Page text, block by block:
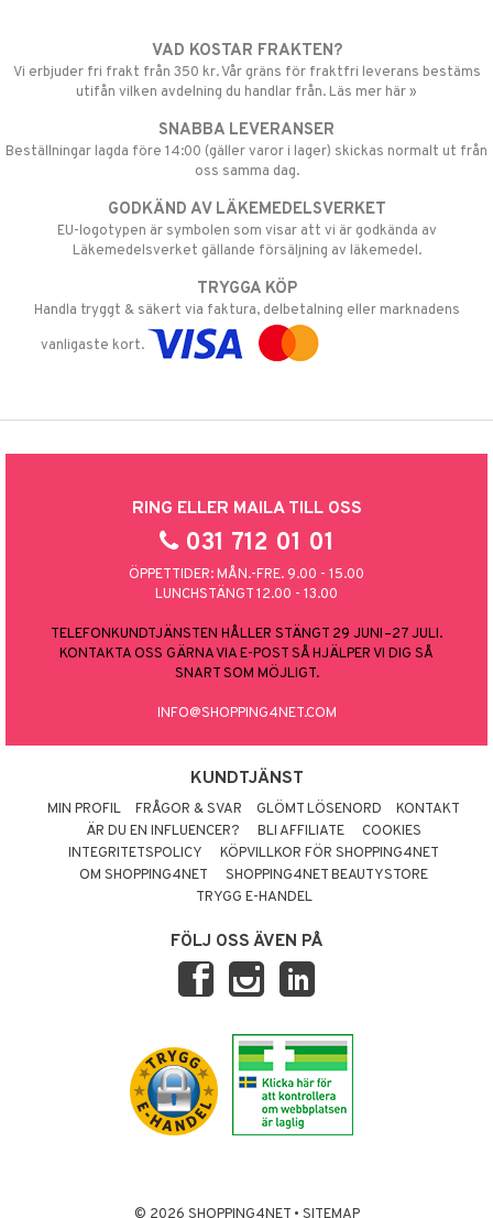
VAD KOSTAR FRAKTEN?
Vi erbjuder fri frakt från 350 kr. Vår gräns för fraktfri leverans bestäms
utifån vilken avdelning du handlar från. Läs mer här »
SNABBA LEVERANSER
Beställningar lagda före 14:00 (gäller varor i lager) skickas normalt ut från
oss samma dag.
GODKÄND AV LÄKEMEDELSVERKET
EU-logotypen är symbolen som visar att vi är godkända av
Läkemedelsverket gällande försäljning av läkemedel.
TRYGGA KÖP
Handla tryggt & säkert via faktura, delbetalning eller marknadens
vanligaste kort.
RING ELLER MAILA TILL OSS
031 712 01 01
ÖPPETTIDER: MÅN.-FRE. 9.00 - 15.00
LUNCHSTÄNGT 12.00 - 13.00
TELEFONKUNDTJÄNSTEN HÅLLER STÄNGT 29 JUNI–27 JULI.
KONTAKTA OSS GÄRNA VIA E-POST SÅ HJÄLPER VI DIG SÅ
SNART SOM MÖJLIGT.
INFO@SHOPPING4NET.COM
KUNDTJÄNST
MIN PROFIL FRÅGOR & SVAR GLÖMT LÖSENORD
KONTAKT
ÄR DU EN INFLUENCER?
BLI AFFILIATE
COOKIES
INTEGRITETSPOLICY
KÖPVILLKOR FÖR SHOPPING4NET
OM SHOPPING4NET
SHOPPING4NET BEAUTYSTORE
TRYGG E-HANDEL
FÖLJ OSS ÄVEN PÅ